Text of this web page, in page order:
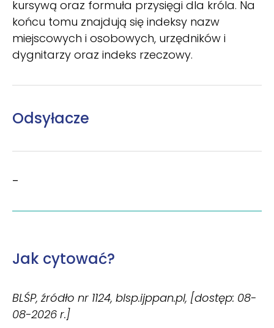
kursywą oraz formuła przysięgi dla króla. Na
końcu tomu znajdują się indeksy nazw
miejscowych i osobowych, urzędników i
dygnitarzy oraz indeks rzeczowy.
Odsyłacze
–
Jak cytować?
BLŚP, źródło nr 1124, blsp.ijppan.pl, [dostęp: 08-
08-2026 r.]